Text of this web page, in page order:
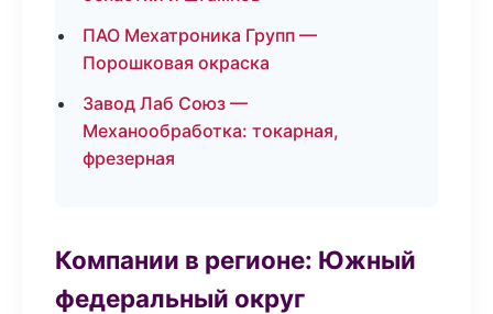
ПАО Мехатроника Групп —
Порошковая окраска
Завод Лаб Союз —
Механообработка: токарная,
фрезерная
Компании в регионе: Южный
федеральный округ